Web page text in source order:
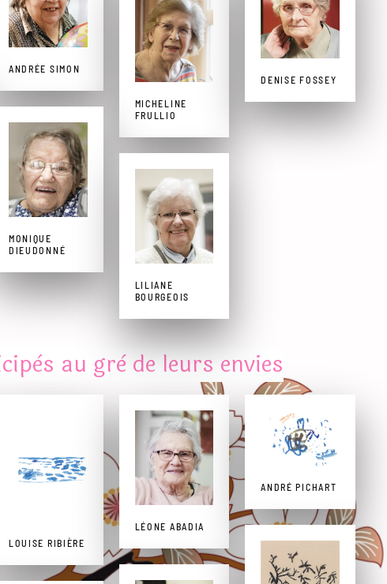
ANDRÉE SIMON
MICHELINE
FRULLIO
DENISE FOSSEY
MONIQUE
DIEUDONNÉ
LILIANE
BOURGEOIS
au grè de leurs envies
LOUISE RIBIÈRE
LÉONE ABADIA
ANDRÉ PICHART